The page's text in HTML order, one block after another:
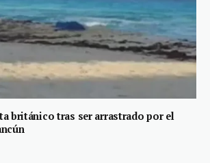
británico tras ser arrastrado por el